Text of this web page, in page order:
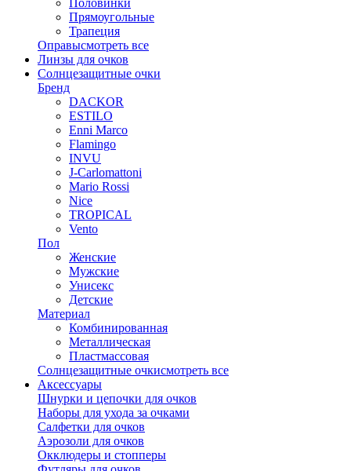
Прямоугольные
Трапеция
Оправысмотреть все
Линзы для очков
Солнцезащитные очки
Бренд
DACKOR
ESTILO
Enni Marco
Flamingo
INVU
J-Carlomattoni
Mario Rossi
Nice
TROPICAL
Vento
Пол
Женские
Мужские
Унисекс
Детские
Материал
Комбинированная
Металлическая
Пластмассовая
Солнцезащитные очкисмотреть все
Аксессуары
Шнурки и цепочки для очков
Наборы для ухода за очками
Салфетки для очков
Аэрозоли для очков
Окклюдеры и стопперы